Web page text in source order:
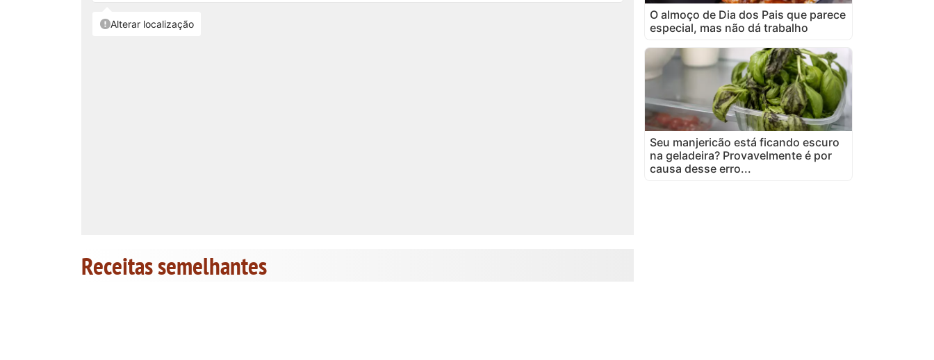
Receitas semelhantes
O almoço de Dia dos Pais que parece
especial, mas não dá trabalho
Seu manjericão está ficando escuro
na geladeira? Provavelmente é por
causa desse erro...